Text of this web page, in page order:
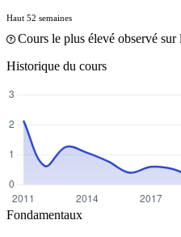
Haut 52 semaines
Cours le plus élevé observé sur
Historique du cours
Fondamentaux